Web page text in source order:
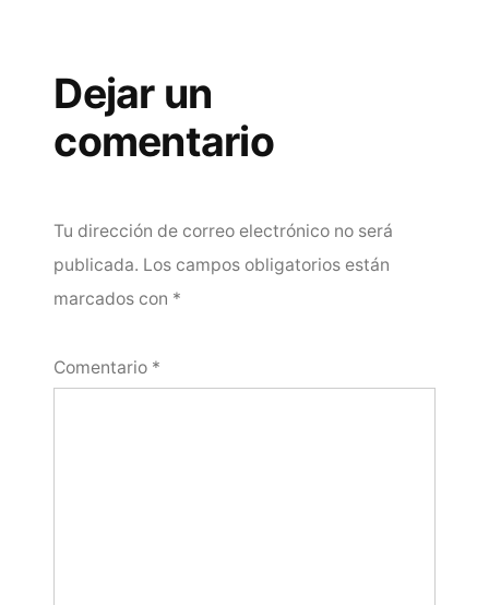
Dejar un
comentario
Tu dirección de correo electrónico no será
publicada. Los campos obligatorios están
marcados con *
Comentario *